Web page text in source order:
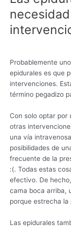
Probablemente
epidurales es que
intervenciones.
término pegadizo
Con solo optar por
otras
una vía
posibilidades de
frecuente de la
:(. Todas estas
efectivo. De
cama boca arriba,
porque estrecha la
Las epidurales